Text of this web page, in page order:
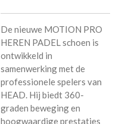
De nieuwe MOTION PRO
HEREN PADEL schoen is
ontwikkeld in
samenwerking met de
professionele spelers van
HEAD. Hij biedt 360-
graden beweging en
hoogwaardige prestaties